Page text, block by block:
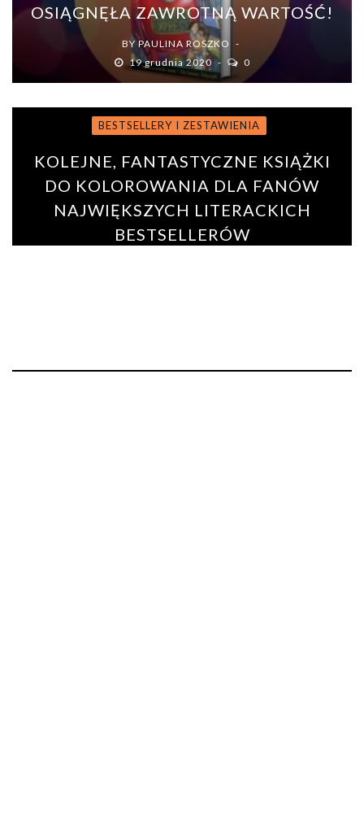
OSIĄGNĘŁA ZAWROTNĄ WARTOŚĆ!
BYPAULINA ROSZKO
19 grudnia 2020
0
BESTSELLERY I ZESTAWIENIA
KOLEJNE, FANTASTYCZNE KSIĄŻKI
DO KOLOROWANIA DLA FANÓW
NAJWIĘKSZYCH LITERACKICH
BESTSELLERÓW